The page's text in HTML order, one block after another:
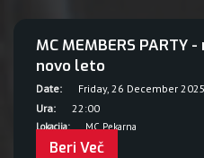
MC MEMBERS PARTY
novo leto
Date:
Friday, 26 December 2025
Ura:
22:00
Lokacija: MC Pekarna
Beri Več